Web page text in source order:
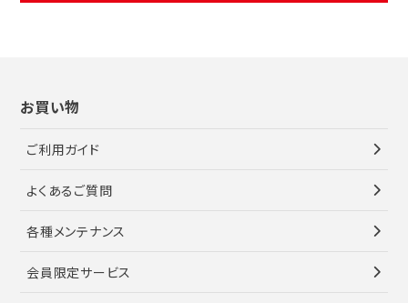
お買い物
ご利用ガイド
よくあるご質問
各種メンテナンス
会員限定サービス